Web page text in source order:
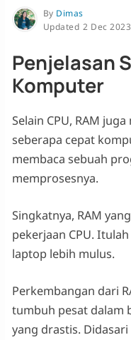
By Dimas
2 Dec 2023
Penjelasan
Komputer
Selain CPU, RAM
seberapa cepat
membaca sebuah
memprosesnya.
Singkatnya, RAM
pekerjaan CPU.
laptop lebih mulus.
Perkembangan dari
tumbuh pesat dalam
yang drastis.